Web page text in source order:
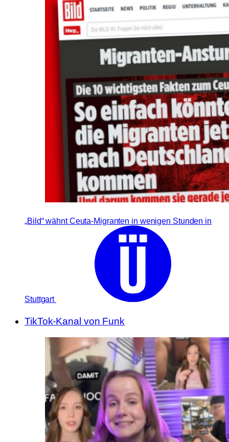
„Bild“ wähnt Ceuta-Migranten in wenigen Stunden in
Stuttgart
TikTok-Kanal von Funk